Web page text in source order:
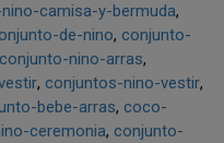
camisa-y-bermuda
de-nino conjunto-
conjunto-nino-arras
conjuntos-nino-vestir
bebe-arras coco-
ceremonia conjunto-